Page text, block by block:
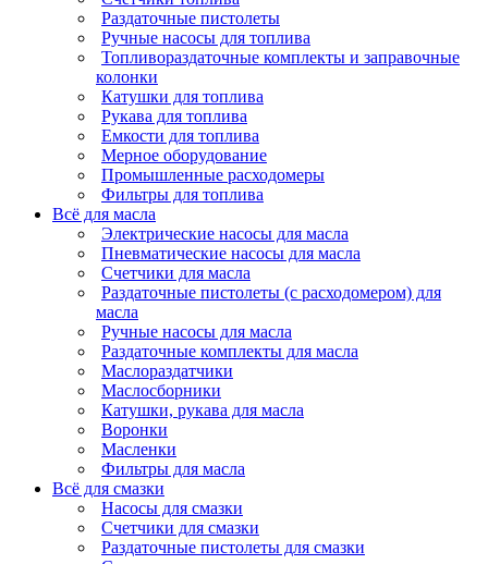
Раздаточные пистолеты
Ручные насосы для топлива
Топливораздаточные комплекты и заправочные
колонки
Катушки для топлива
Рукава для топлива
Емкости для топлива
Мерное оборудование
Промышленные расходомеры
Фильтры для топлива
Всё для масла
Электрические насосы для масла
Пневматические насосы для масла
Счетчики для масла
Раздаточные пистолеты (с расходомером) для
масла
Ручные насосы для масла
Раздаточные комплекты для масла
Маслораздатчики
Маслосборники
Катушки, рукава для масла
Воронки
Масленки
Фильтры для масла
Всё для смазки
Насосы для смазки
Счетчики для смазки
Раздаточные пистолеты для смазки